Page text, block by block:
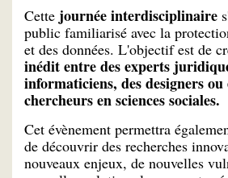
Cette journée interdisciplinaire
public familiarisé avec la
et des données. L'objectif est de
inédit entre des experts
informaticiens, des designers ou
chercheurs en sciences sociales.
Cet évènement permettra
de découvrir des recherches
nouveaux enjeux, de nouvelles